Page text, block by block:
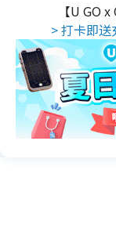
【U GO
> 打卡即